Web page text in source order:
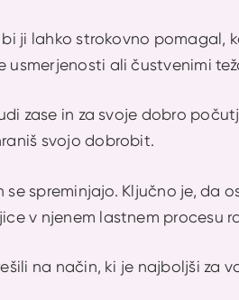
ji lahko strokovno pomagal,
ali čustvenimi
zase in za svoje dobro
svojo dobrobit.
spreminjajo. Ključno je, da
v njenem lastnem procesu
na način, ki je najboljši za